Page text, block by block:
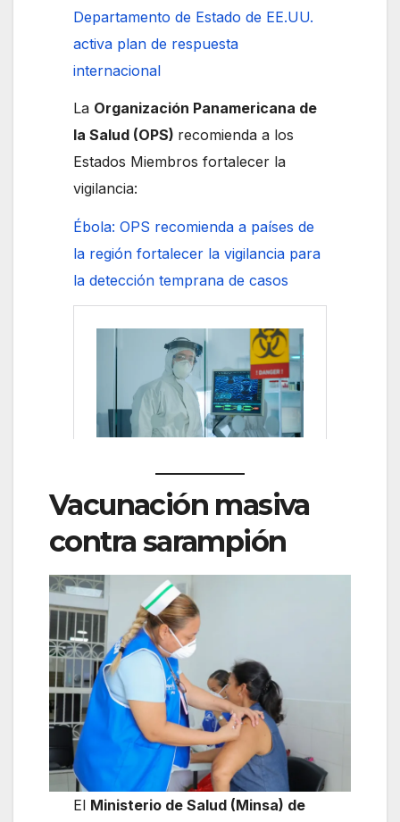
Departamento de Estado de EE.UU.
activa plan de respuesta
internacional
La Organización Panamericana de
la Salud (OPS) recomienda a los
Estados Miembros fortalecer la
vigilancia:
Ébola: OPS recomienda a países de
la región fortalecer la vigilancia para
la detección temprana de casos
Vacunación masiva
contra sarampión
El Ministerio de Salud (Minsa) de